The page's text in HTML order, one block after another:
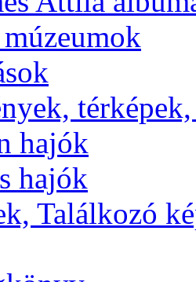
hajók
hajók
Találkozó